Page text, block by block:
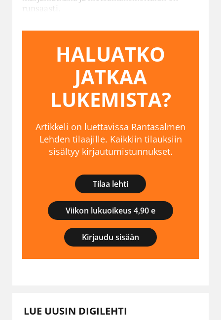
runsaasti.
HALUATKO
JATKAA
LUKEMISTA?
Artikkeli on luettavissa Rantasalmen
Lehden tilaajille. Kaikkiin tilauksiin
sisältyy kirjautumistunnukset.
Tilaa lehti
Viikon lukuoikeus 4,90 e
Kirjaudu sisään
LUE UUSIN DIGILEHTI